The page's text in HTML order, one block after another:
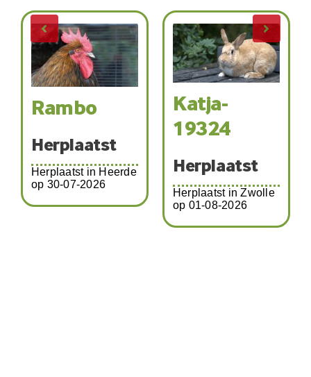
in Zwolle
01-08-2026
Tommy en
Herplaatst
Herplaatst in
Schalkhaar op 03-